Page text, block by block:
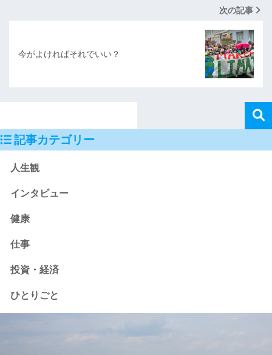
次の記事
今がよければそれでいい？
記事カテゴリー
人生観
インタビュー
健康
仕事
投資・経済
ひとりごと